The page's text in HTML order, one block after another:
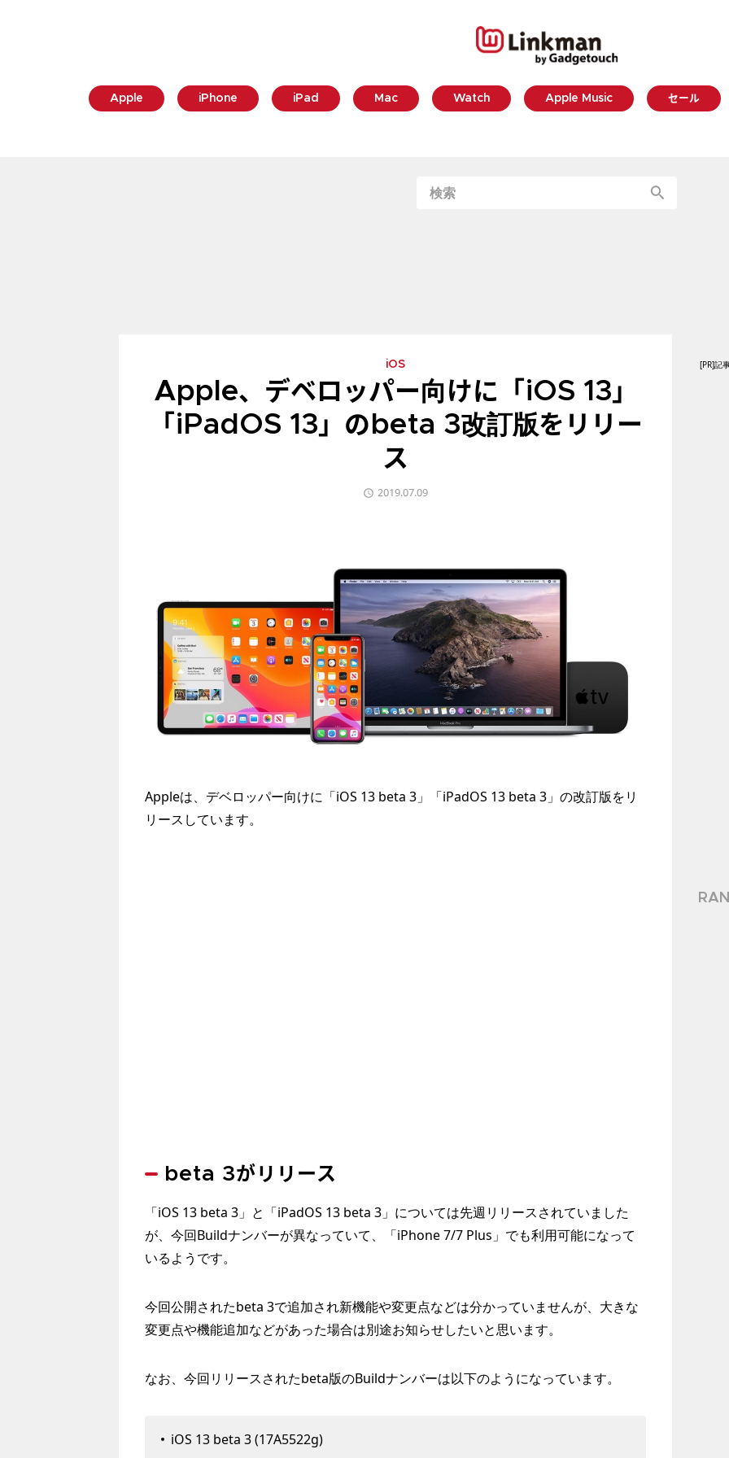
Apple iPhone iPad Mac Watch Apple Music セール
iOS
Apple、デベロッパー向けに「iOS 13」
「iPadOS 13」のbeta 3改訂版をリリー
ス
2019.07.09
Appleは、デベロッパー向けに「iOS 13 beta 3」「iPadOS 13 beta 3」の改訂版をリ
リースしています。
beta 3がリリース
「iOS 13 beta 3」と「iPadOS 13 beta 3」については先週リリースされていました
が、今回Buildナンバーが異なっていて、「iPhone 7/7 Plus」でも利用可能になって
いるようです。
今回公開されたbeta 3で追加され新機能や変更点などは分かっていませんが、大きな
変更点や機能追加などがあった場合は別途お知らせしたいと思います。
なお、今回リリースされたbeta版のBuildナンバーは以下のようになっています。
iOS 13 beta 3 (17A5522g)
[PR]記